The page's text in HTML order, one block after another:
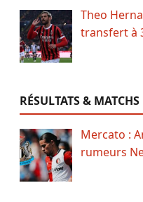
Theo
transfert à
RÉSULTATS &
Mercato :
rumeurs